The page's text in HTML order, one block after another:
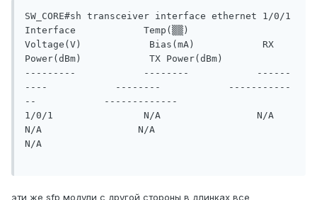
SW_CORE#sh transceiver interface ethernet 1/0/1
Interface            Temp(▒▒)
Voltage(V)            Bias(mA)            RX
Power(dBm)            TX Power(dBm)
---------            --------            ------
----            --------            -----------
--            -------------
1/0/1                N/A                 N/A
N/A                 N/A
N/A
эти же sfp модули с другой стороны в длинках все